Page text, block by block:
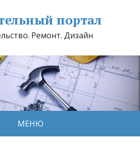
портал
Ремонт. Дизайн
МЕНЮ